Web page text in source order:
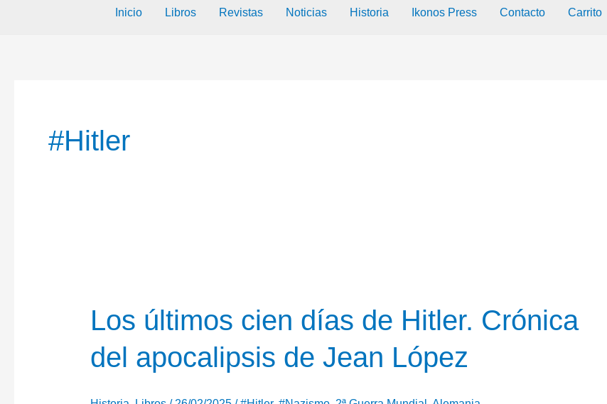
Inicio Libros Revistas Noticias Historia Ikonos Press Contacto Carrito
#Hitler
Los últimos cien días de Hitler. Crónica
del apocalipsis de Jean López